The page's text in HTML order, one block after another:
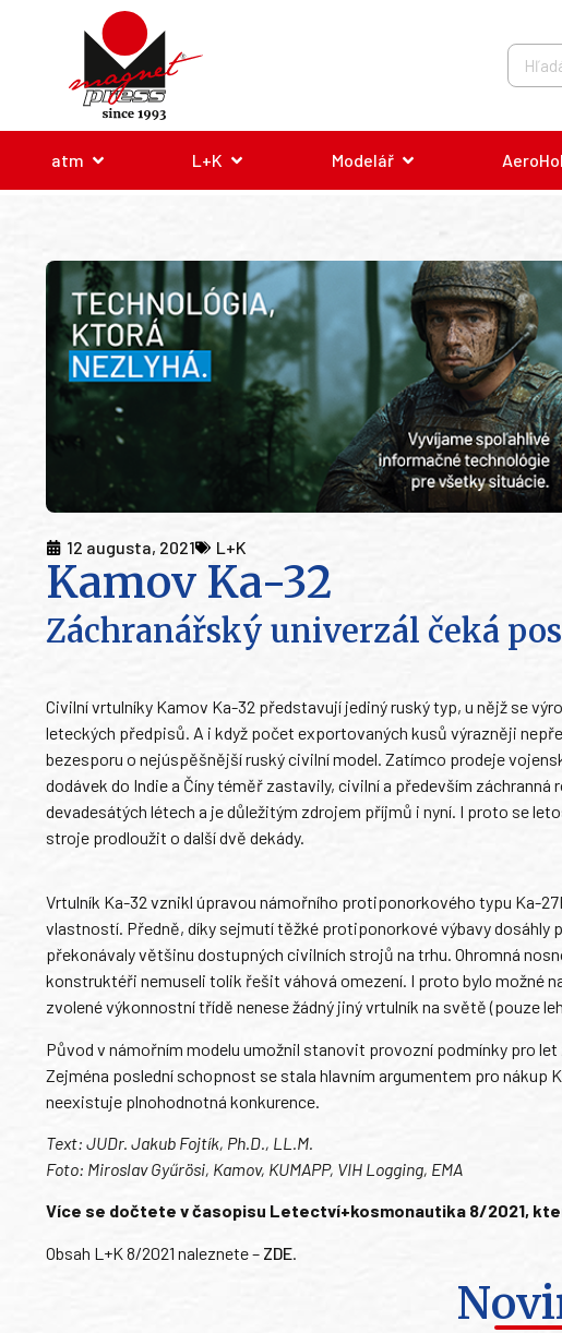
atm L+K Modelář
12 augusta, 2021 L+K
Kamov Ka-32
Záchranářský univerzál čeká
Civilní vrtulníky Kamov Ka-32 představují jediný ruský typ, u nějž se
leteckých předpisů. A i když počet exportovaných kusů výrazněji
bezesporu o nejúspěšnější ruský civilní model. Zatímco prodeje
dodávek do Indie a Číny téměř zastavily, civilní a především
devadesátých létech a je důležitým zdrojem příjmů i nyní. I proto se
stroje prodloužit o další dvě dekády.
Vrtulník Ka-32 vznikl úpravou námořního protiponorkového typu Ka-
vlastností. Předně, díky sejmutí těžké protiponorkové výbavy
překonávaly většinu dostupných civilních strojů na trhu. Ohromná
konstruktéři nemuseli tolik řešit váhová omezení. I proto bylo možné
zvolené výkonnostní třídě nenese žádný jiný vrtulník na světě (pouze
Původ v námořním modelu umožnil stanovit provozní podmínky pro
Zejména poslední schopnost se stala hlavním argumentem pro
neexistuje plnohodnotná konkurence.
Text: JUDr. Jakub Fojtík, Ph.D., LL.M.
Foto: Miroslav Gyűrösi, Kamov, KUMAPP, VIH Logging, EMA
Více se dočtete v časopisu Letectví+kosmonautika 8/2021,
Obsah L+K 8/2021 naleznete – ZDE